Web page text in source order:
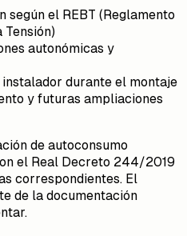
según el REBT (Reglamento
autonómicas y
durante el montaje
y futuras ampliaciones
de autoconsumo
el Real Decreto 244/2019
correspondientes. El
de la documentación